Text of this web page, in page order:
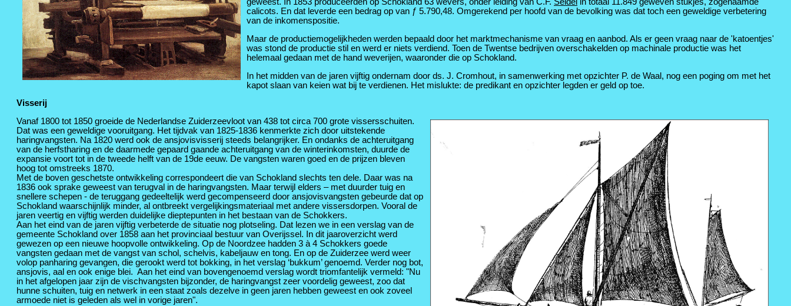
geweest. In 1853 produceerden op Schokland 63 wevers, onder leiding van C.F. Seidel in totaal 11.849 geweven stukjes, zogenaamde
calicots. En dat leverde een bedrag op van ƒ 5.790,48. Omgerekend per hoofd van de bevolking was dat toch een geweldige verbetering
van de inkomenspositie.
Maar de productiemogelijkheden werden bepaald door het marktmechanisme van vraag en aanbod. Als er geen vraag naar de 'katoentjes'
was stond de productie stil en werd er niets verdiend. Toen de Twentse bedrijven overschakelden op machinale productie was het
helemaal gedaan met de hand weverijen, waaronder die op Schokland.
In het midden van de jaren vijftig ondernam door ds. J. Cromhout, in samenwerking met opzichter P. de Waal, nog een poging om met het
kapot slaan van keien wat bij te verdienen. Het mislukte: de predikant en opzichter legden er geld op toe.
Visserij
Vanaf 1800 tot 1850 groeide de Nederlandse Zuiderzeevloot van 438 tot circa 700 grote vissersschuiten.
Dat was een geweldige vooruitgang. Het tijdvak van 1825-1836 kenmerkte zich door uitstekende
haringvangsten. Na 1820 werd ook de ansjovisvisserij steeds belangrijker. En ondanks de achteruitgang
van de herfstharing en de daarmede gepaard gaande achteruitgang van de winterinkomsten, duurde de
expansie voort tot in de tweede helft van de 19de eeuw. De vangsten waren goed en de prijzen bleven
hoog tot omstreeks 1870.
Met de boven geschetste ontwikkeling correspondeert die van Schokland slechts ten dele. Daar was na
1836 ook sprake geweest van terugval in de haringvangsten. Maar terwijl elders – met duurder tuig en
snellere schepen - de teruggang gedeeltelijk werd gecompenseerd door ansjovisvangsten gebeurde dat op
Schokland waarschijnlijk minder, al ontbreekt vergelijkingsmateriaal met andere vissersdorpen. Vooral de
jaren veertig en vijftig werden duidelijke dieptepunten in het bestaan van de Schokkers.
Aan het eind van de jaren vijftig verbeterde de situatie nog plotseling. Dat lezen we in een verslag van de
gemeente Schokland over 1858 aan het provinciaal bestuur van Overijssel. In dit jaaroverzicht werd
gewezen op een nieuwe hoopvolle ontwikkeling. Op de Noordzee hadden 3 à 4 Schokkers goede
vangsten gedaan met de vangst van schol, schelvis, kabeljauw en tong. En op de Zuiderzee werd weer
volop panharing gevangen, die gerookt werd tot bokking, in het verslag ‘bukkum’ genoemd. Verder nog bot,
ansjovis, aal en ook enige blei. Aan het eind van bovengenoemd verslag wordt triomfantelijk vermeld: "Nu
in het afgelopen jaar zijn de vischvangsten bijzonder, de haringvangst zeer voordelig geweest, zoo dat
hunne schuiten, tuig en netwerk in een staat zoals dezelve in geen jaren hebben geweest en ook zoveel
armoede niet is geleden als wel in vorige jaren".